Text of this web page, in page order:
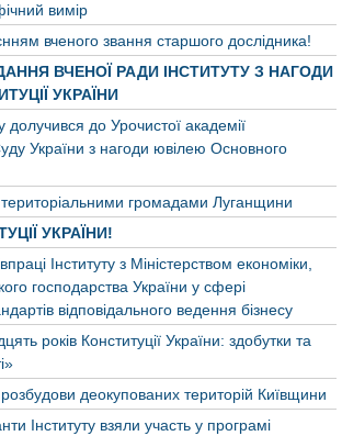
вимір
вченого звання старшого дослідника!
ВЧЕНОЇ РАДИ ІНСТИТУТУ З НАГОДИ
УКРАЇНИ
долучився до Урочистої академії
України з нагоди ювілею Основного
територіальними громадами Луганщини
УКРАЇНИ!
Інституту з Міністерством економіки,
господарства України у сфері
відповідального ведення бізнесу
років Конституції України: здобутки та
деокупованих територій Київщини
Інституту взяли участь у програмі